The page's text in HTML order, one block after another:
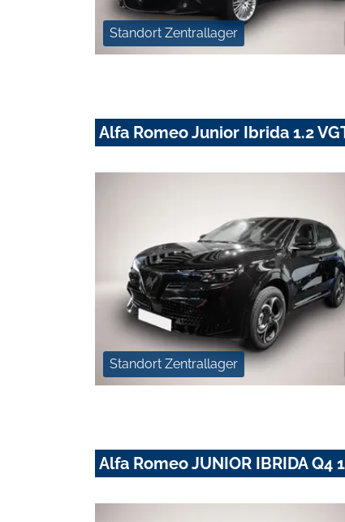
Standort Zentrallager
Alfa Romeo Junior Ibrida 1.2
Standort Zentrallager
Alfa Romeo JUNIOR IBRIDA Q4